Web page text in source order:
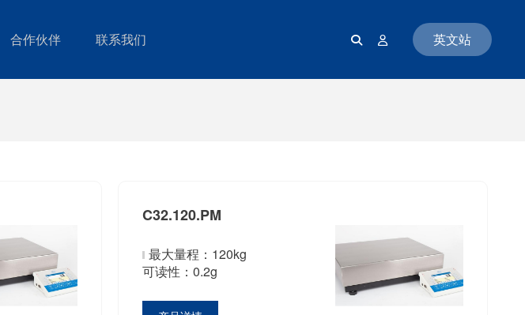
合作伙伴 联系我们 英文站
C32.120.PM
最大量程：120kg
可读性：0.2g